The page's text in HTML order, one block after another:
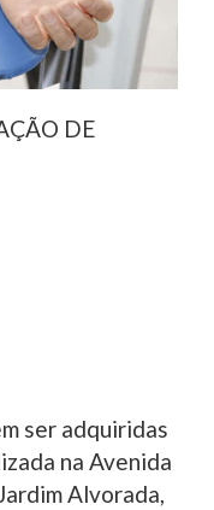
DE
ser adquiridas
na Avenida
Alvorada,